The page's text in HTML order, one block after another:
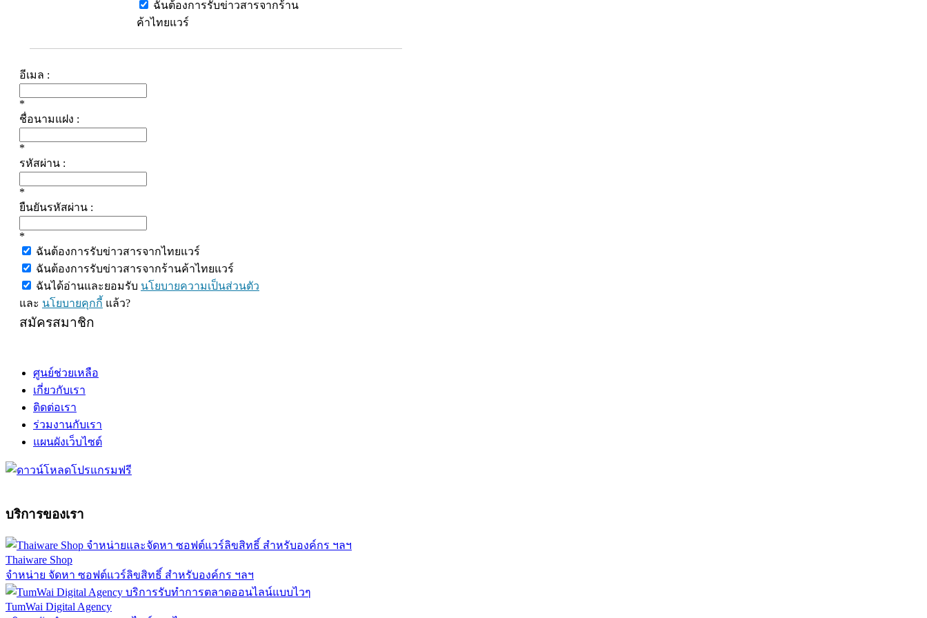
ฉันต้องการรับข่าวสารจากร้าน
ค้าไทยแวร์
อีเมล :
*
ชื่อนามแฝง :
*
รหัสผ่าน :
*
ยืนยันรหัสผ่าน :
*
ฉันต้องการรับข่าวสารจากไทยแวร์
ฉันต้องการรับข่าวสารจากร้านค้าไทยแวร์
ฉันได้อ่านและยอมรับ นโยบายความเป็นส่วนตัว
และ นโยบายคุกกี้ แล้ว?
สมัครสมาชิก
ศูนย์ช่วยเหลือ
เกี่ยวกับเรา
ติดต่อเรา
ร่วมงานกับเรา
แผนผังเว็บไซต์
บริการของเรา
Thaiware Shop
จำหน่าย จัดหา ซอฟต์แวร์ลิขสิทธิ์ สำหรับองค์กร ฯลฯ
TumWai Digital Agency